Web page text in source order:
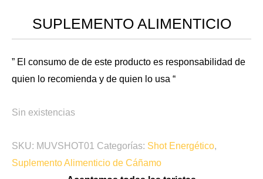
SUPLEMENTO ALIMENTICIO
” El consumo de de este producto es responsabilidad de
quien lo recomienda y de quien lo usa “
Sin existencias
SKU: MUVSHOT01 Categorías: Shot Energético,
Suplemento Alimenticio de Cáñamo